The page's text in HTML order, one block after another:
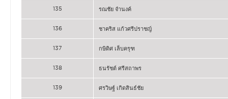
135 รณชัย จำนงค์
136 ชาคริส แก้วศรีปราชญ์
137 กษิดิศ เล็บครุฑ
138 ธนรัชต์ ศรีสถาพร
139 ศรวิษฐ์ เกิดสินธ์ชัย